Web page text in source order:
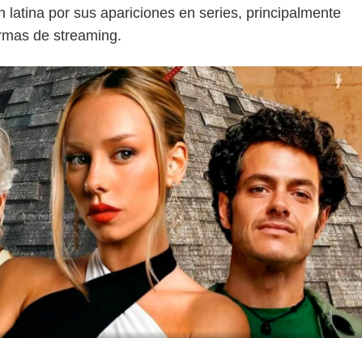
latina por sus apariciones en series, principalmente
de streaming.